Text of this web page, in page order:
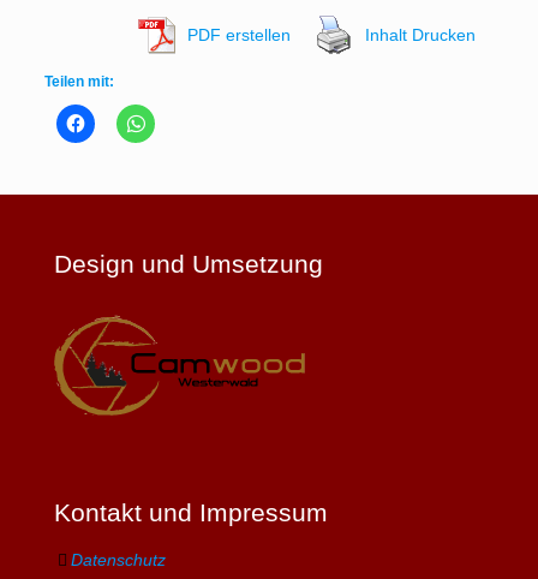
PDF erstellen Inhalt Drucken
Teilen mit:
Design und Umsetzung
Kontakt und Impressum
Datenschutz